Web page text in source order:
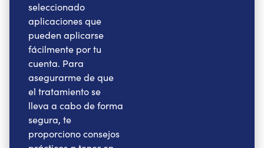
seleccionado
aplicaciones que
pueden aplicarse
fácilmente por tu
cuenta. Para
asegurarme de que
el tratamiento se
lleva a cabo de forma
segura, te
proporciono consejos